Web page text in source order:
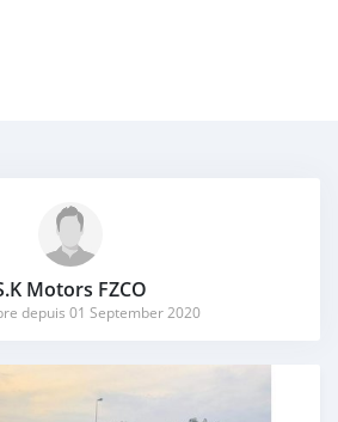
Motors FZCO
depuis 01 September 2020